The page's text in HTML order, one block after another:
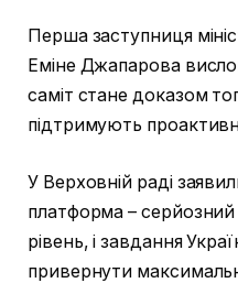
Перша заступниця
Еміне Джапарова
саміт стане доказом
підтримують
У Верховній раді
платформа –
рівень, і завдання
привернути